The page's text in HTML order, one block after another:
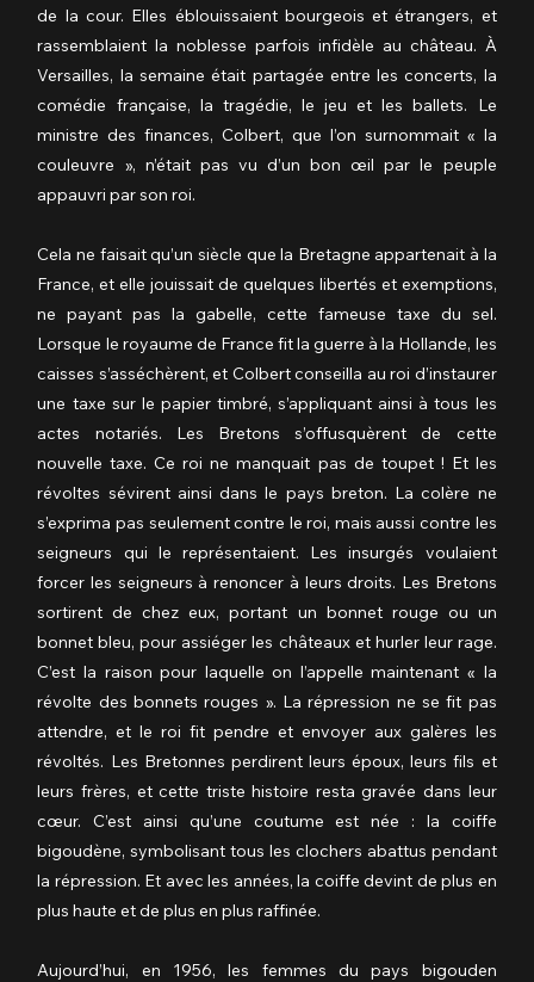
de la cour. Elles éblouissaient bourgeois et étrangers, et
rassemblaient la noblesse parfois infidèle au château. À
Versailles, la semaine était partagée entre les concerts, la
comédie française, la tragédie, le jeu et les ballets. Le
ministre des finances, Colbert, que l’on surnommait « la
couleuvre », n’était pas vu d’un bon œil par le peuple
appauvri par son roi.
Cela ne faisait qu’un siècle que la Bretagne appartenait à la
France, et elle jouissait de quelques libertés et exemptions,
ne payant pas la gabelle, cette fameuse taxe du sel.
Lorsque le royaume de France fit la guerre à la Hollande, les
caisses s’asséchèrent, et Colbert conseilla au roi d’instaurer
une taxe sur le papier timbré, s’appliquant ainsi à tous les
actes notariés. Les Bretons s’offusquèrent de cette
nouvelle taxe. Ce roi ne manquait pas de toupet ! Et les
révoltes sévirent ainsi dans le pays breton. La colère ne
s’exprima pas seulement contre le roi, mais aussi contre les
seigneurs qui le représentaient. Les insurgés voulaient
forcer les seigneurs à renoncer à leurs droits. Les Bretons
sortirent de chez eux, portant un bonnet rouge ou un
bonnet bleu, pour assiéger les châteaux et hurler leur rage.
C’est la raison pour laquelle on l’appelle maintenant « la
révolte des bonnets rouges ». La répression ne se fit pas
attendre, et le roi fit pendre et envoyer aux galères les
révoltés. Les Bretonnes perdirent leurs époux, leurs fils et
leurs frères, et cette triste histoire resta gravée dans leur
cœur. C’est ainsi qu’une coutume est née : la coiffe
bigoudène, symbolisant tous les clochers abattus pendant
la répression. Et avec les années, la coiffe devint de plus en
plus haute et de plus en plus raffinée.
Aujourd’hui, en 1956, les femmes du pays bigouden